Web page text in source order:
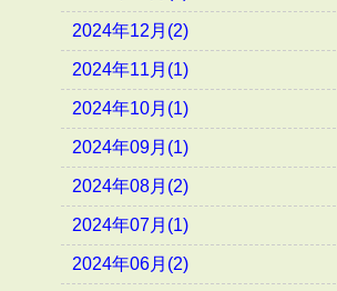
2024年12月(2)
2024年11月(1)
2024年10月(1)
2024年09月(1)
2024年08月(2)
2024年07月(1)
2024年06月(2)